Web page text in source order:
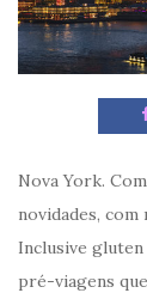
Nova York.
novidades,
Inclusive gluten
pré-viagens